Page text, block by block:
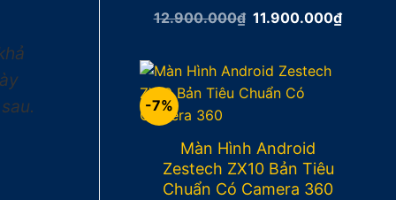
12.900.000₫ Giá
11.900.000₫
-7%
Màn Hình Android
Zestech ZX10 Bản Tiêu
Chuẩn Có Camera 360